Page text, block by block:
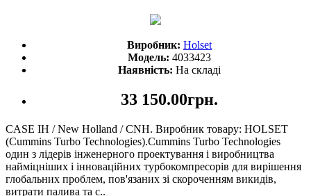
Виробник: Holset
Модель: 4033423
Наявність: На складі
33 150.00грн.
CASE IH / New Holland / CNH. Виробник товару: HOLSET
(Cummins Turbo Technologies).Cummins Turbo Technologies
один з лідерів інженерного проектування і виробництва
найміцніших і інноваційних турбокомпресорів для вирішення
глобальних проблем, пов'язаних зі скороченням викидів,
витрати палива та с..